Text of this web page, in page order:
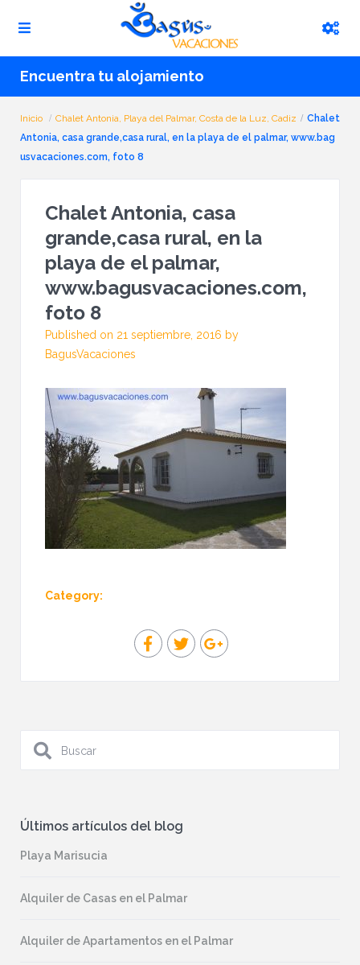
Encuentra tu alojamiento
Inicio Chalet Antonia, Playa del Palmar, Costa de la Luz, Cadiz
Chalet
Antonia, casa grande,casa rural, en la playa de el palmar, www.bag
usvacaciones.com, foto 8
Chalet Antonia, casa
grande,casa rural, en la
playa de el palmar,
www.bagusvacaciones.com,
foto 8
Published on 21 septiembre, 2016 by
BagusVacaciones
Category:
Últimos artículos del blog
Playa Marisucia
Alquiler de Casas en el Palmar
Alquiler de Apartamentos en el Palmar